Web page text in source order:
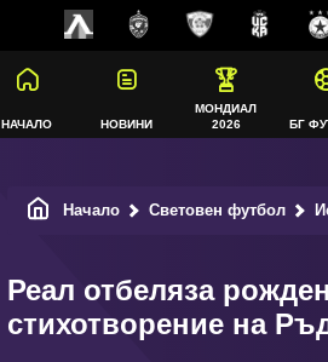
НАЧАЛО НОВИНИ
МОНДИАЛ
2026
БГ
Начало Световен футбол
Реал отбеляза
стихотворение на